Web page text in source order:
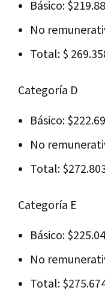
Básico:
No
Total: $
Categoría D
Básico:
No
Total:
Categoría E
Básico:
No
Total: